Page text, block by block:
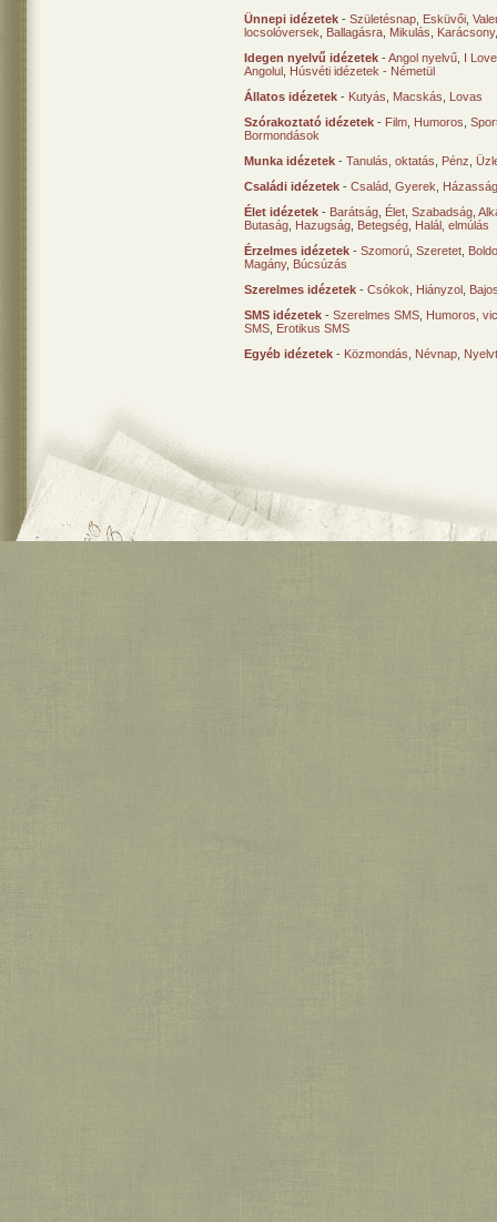
Ünnepi idézetek - Születésnap Esküvői
locsolóversek
Ballagásra Mikulás Karácsony
Idegen nyelvű idézetek -Angol nyelvű I
Angolul Húsvéti idézetek - Németül
Állatos idézetek - Kutyás Macskás
Lovas
Szórakoztató idézetek - Film Humoros
Bormondások
Munka idézetek - Tanulás, oktatás Pénz
Családi idézetek - Család Gyerek
Élet idézetek - Barátság Élet Szabadság
Butaság Hazugság Betegség Halál, elmúlás
Érzelmes idézetek - Szomorú Szeretet
Magány, Búcsúzás
Szerelmes idézetek - Csókok Hiányzol
SMS idézetek - Szerelmes SMS Humoros,
SMS Erotikus SMS
Egyéb idézetek - Közmondás Névnap